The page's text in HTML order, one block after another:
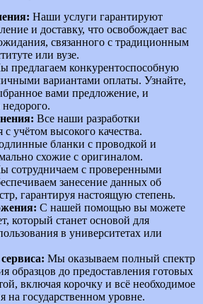
Наши услуги гарантируют
и доставку, что освобождает вас
связанного с традиционным
или вузе.
предлагаем конкурентоспособную
вариантами оплаты. Узнайте,
вами предложение, и
Все наши разработки
с учётом высокого качества.
бланки с проводкой и
схожие с оригиналом.
сотрудничаем с проверенными
занесение данных об
гарантируя настоящую степень.
С нашей помощью вы можете
который станет основой для
в университетах или
Мы оказываем полный спектр
образцов до предоставления готовых
включая корочку и всё необходимое
на государственном уровне.